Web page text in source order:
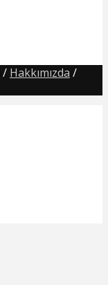
/ Hakkımızda /